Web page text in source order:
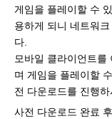
게임을 플레이할 수
용하게 되니 네트워
다.
모바일 클라이언트를
며 게임을 플레이할
전 다운로드를 진행
사전 다운로드 완료